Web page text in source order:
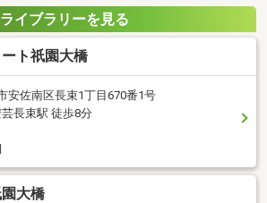
イブラリーを見る
ト祇園大橋
安佐南区長束1丁目670番1号
長束駅 徒歩8分
大橋